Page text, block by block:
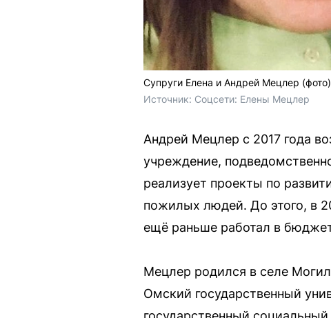
Супруги Елена и Андрей Мецлер (фото)
Источник: Соцсети: Елены Мецлер
Андрей Мецлер с 2017 года
учреждение,
реализует проекты по
пожилых людей. До этого, в
ещё раньше работал в
Мецлер родился в селе
Омский государственный